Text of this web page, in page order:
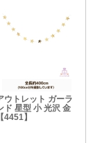
ウトレット ガーラ
ド 星型 小 光沢 金
【4451】